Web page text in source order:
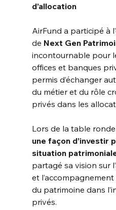
d’allocation
AirFund a participé à
de Next Gen
incontournable pour
offices et banques
permis d’échanger
du métier et du rôle
privés dans les
Lors de la table ronde
une façon d’investir
situation
partagé sa vision sur
et
du patrimoine dans
privés.